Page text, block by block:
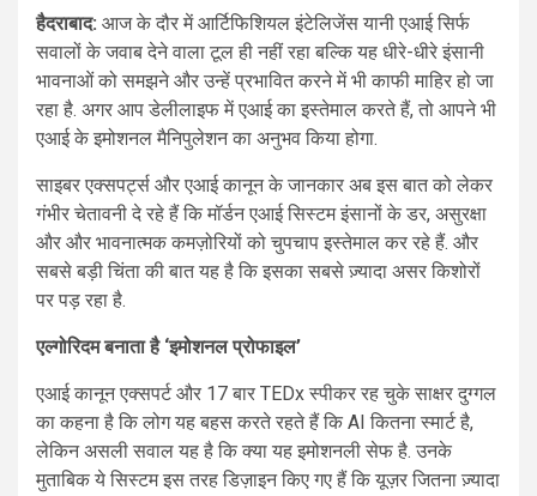
हैदराबाद: आज के दौर में आर्टिफिशियल इंटेलिजेंस यानी एआई सिर्फ
सवालों के जवाब देने वाला टूल ही नहीं रहा बल्कि यह धीरे-धीरे इंसानी
भावनाओं को समझने और उन्हें प्रभावित करने में भी काफी माहिर हो जा
रहा है. अगर आप डेलीलाइफ में एआई का इस्तेमाल करते हैं, तो आपने भी
एआई के इमोशनल मैनिपुलेशन का अनुभव किया होगा.
साइबर एक्सपर्ट्स और एआई कानून के जानकार अब इस बात को लेकर
गंभीर चेतावनी दे रहे हैं कि मॉर्डन एआई सिस्टम इंसानों के डर, असुरक्षा
और और भावनात्मक कमज़ोरियों को चुपचाप इस्तेमाल कर रहे हैं. और
सबसे बड़ी चिंता की बात यह है कि इसका सबसे ज़्यादा असर किशोरों
पर पड़ रहा है.
एल्गोरिदम बनाता है ‘इमोशनल प्रोफाइल’
एआई कानून एक्सपर्ट और 17 बार TEDx स्पीकर रह चुके साक्षर दुग्गल
का कहना है कि लोग यह बहस करते रहते हैं कि AI कितना स्मार्ट है,
लेकिन असली सवाल यह है कि क्या यह इमोशनली सेफ है. उनके
मुताबिक ये सिस्टम इस तरह डिज़ाइन किए गए हैं कि यूज़र जितना ज़्यादा